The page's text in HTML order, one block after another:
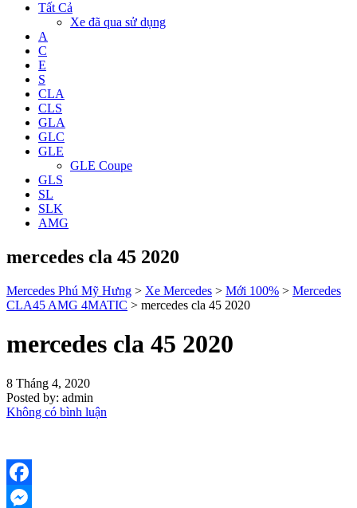
Tất Cả
Xe đã qua sử dụng
A
C
E
S
CLA
CLS
GLA
GLC
GLE
GLE Coupe
GLS
SL
SLK
AMG
mercedes cla 45 2020
Mercedes Phú Mỹ Hưng > Xe Mercedes > Mới 100% > Mercedes
CLA45 AMG 4MATIC > mercedes cla 45 2020
mercedes cla 45 2020
8 Tháng 4, 2020
Posted by: admin
Không có bình luận
Facebook